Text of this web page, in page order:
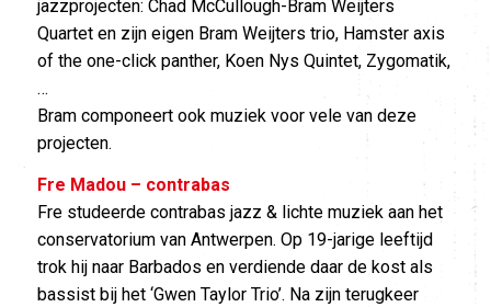
jazzprojecten: Chad McCullough-Bram Weijters
Quartet en zijn eigen Bram Weijters trio, Hamster axis
of the one-click panther, Koen Nys Quintet, Zygomatik,
…
Bram componeert ook muziek voor vele van deze
projecten.
Fre Madou – contrabas
Fre studeerde contrabas jazz & lichte muziek aan het
conservatorium van Antwerpen. Op 19-jarige leeftijd
trok hij naar Barbados en verdiende daar de kost als
bassist bij het ‘Gwen Taylor Trio’. Na zijn terugkeer